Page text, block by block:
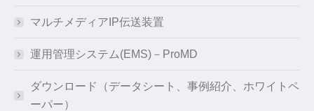
マルチメディアIP伝送装置
運用管理システム(EMS)－ProMD
ダウンロード（データシート、事例紹介、ホワイトペ
ーパー）